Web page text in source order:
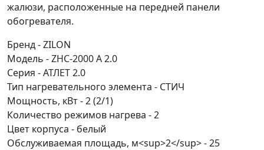
жалюзи, расположенные на передней панели
обогревателя.
Бренд - ZILON
Модель - ZHC-2000 А 2.0
Серия - АТЛЕТ 2.0
Тип нагревательного элемента - СТИЧ
Мощность, кВт - 2 (2/1)
Количество режимов нагрева - 2
Цвет корпуса - белый
Обслуживаемая площадь, м<sup>2</sup> - 25